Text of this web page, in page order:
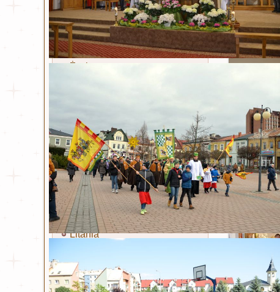
Koła koronkowe
Św. Siostra Faustyna
Życiorys
Odpust zupełny
Miłosierdzie Boże
Kult Miłosierdzia Bożego
Obraz Jezusa Miłosiernego
Koronka
Litania
Święty Jan Paweł II